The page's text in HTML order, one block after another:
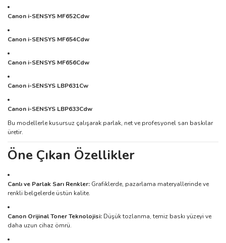
Canon i-SENSYS MF652Cdw
Canon i-SENSYS MF654Cdw
Canon i-SENSYS MF656Cdw
Canon i-SENSYS LBP631Cw
Canon i-SENSYS LBP633Cdw
Bu modellerle kusursuz çalışarak parlak, net ve profesyonel sarı baskılar
üretir.
Öne Çıkan Özellikler
Canlı ve Parlak Sarı Renkler: Grafiklerde, pazarlama materyallerinde ve
renkli belgelerde üstün kalite.
Canon Orijinal Toner Teknolojisi: Düşük tozlanma, temiz baskı yüzeyi ve
daha uzun cihaz ömrü.